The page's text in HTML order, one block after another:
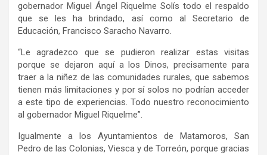
gobernador Miguel Ángel Riquelme Solís todo el respaldo
que se les ha brindado, así como al Secretario de
Educación, Francisco Saracho Navarro.
“Le agradezco que se pudieron realizar estas visitas
porque se dejaron aquí a los Dinos, precisamente para
traer a la niñez de las comunidades rurales, que sabemos
tienen más limitaciones y por sí solos no podrían acceder
a este tipo de experiencias. Todo nuestro reconocimiento
al gobernador Miguel Riquelme”.
Igualmente a los Ayuntamientos de Matamoros, San
Pedro de las Colonias, Viesca y de Torreón, porque gracias